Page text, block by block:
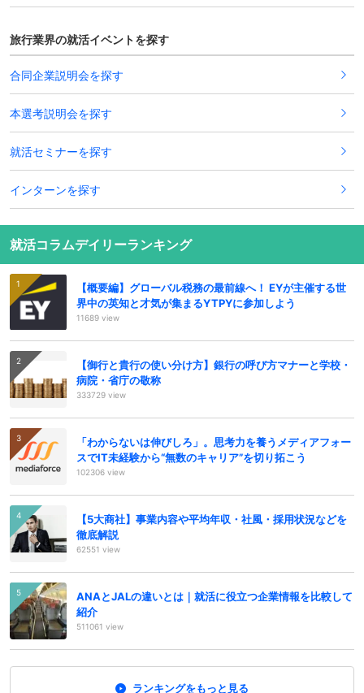
旅行業界の就活イベントを探す
合同企業説明会を探す
本選考説明会を探す
就活セミナーを探す
インターンを探す
就活コラムデイリーランキング
【概要編】グローバル税務の最前線へ！ EYが主催する世
界中の英知と才気が集まるYTPYに参加しよう
11689 view
【御行と貴行の使い分け方】銀行の呼び方マナーと学校・
病院・省庁の敬称
333729 view
「わからないは伸びしろ」。思考力を養うメディアフォー
スでIT未経験から“無数のキャリア”を切り拓こう
102306 view
【5大商社】事業内容や平均年収・社風・採用状況などを
徹底解説
62551 view
ANAとJALの違いとは｜就活に役立つ企業情報を比較して
紹介
511061 view
ランキングをもっと見る